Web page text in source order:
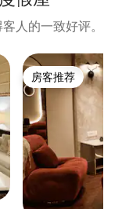
人的一致好评。
房客推荐
房客推荐